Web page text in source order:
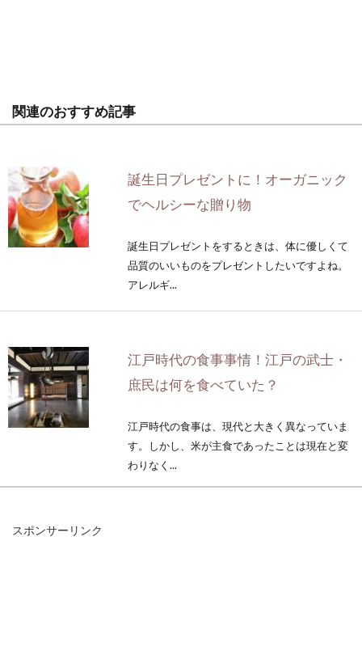
関連のおすすめ記事
誕生日プレゼントに！オーガニック
でヘルシーな贈り物
誕生日プレゼントをするときは、体に優しくて
品質のいいものをプレゼントしたいですよね。
アレルギ...
江戸時代の食事事情！江戸の武士・
庶民は何を食べていた？
江戸時代の食事は、現代と大きく異なっていま
す。しかし、米が主食であったことは現在と変
わりなく...
スポンサーリンク